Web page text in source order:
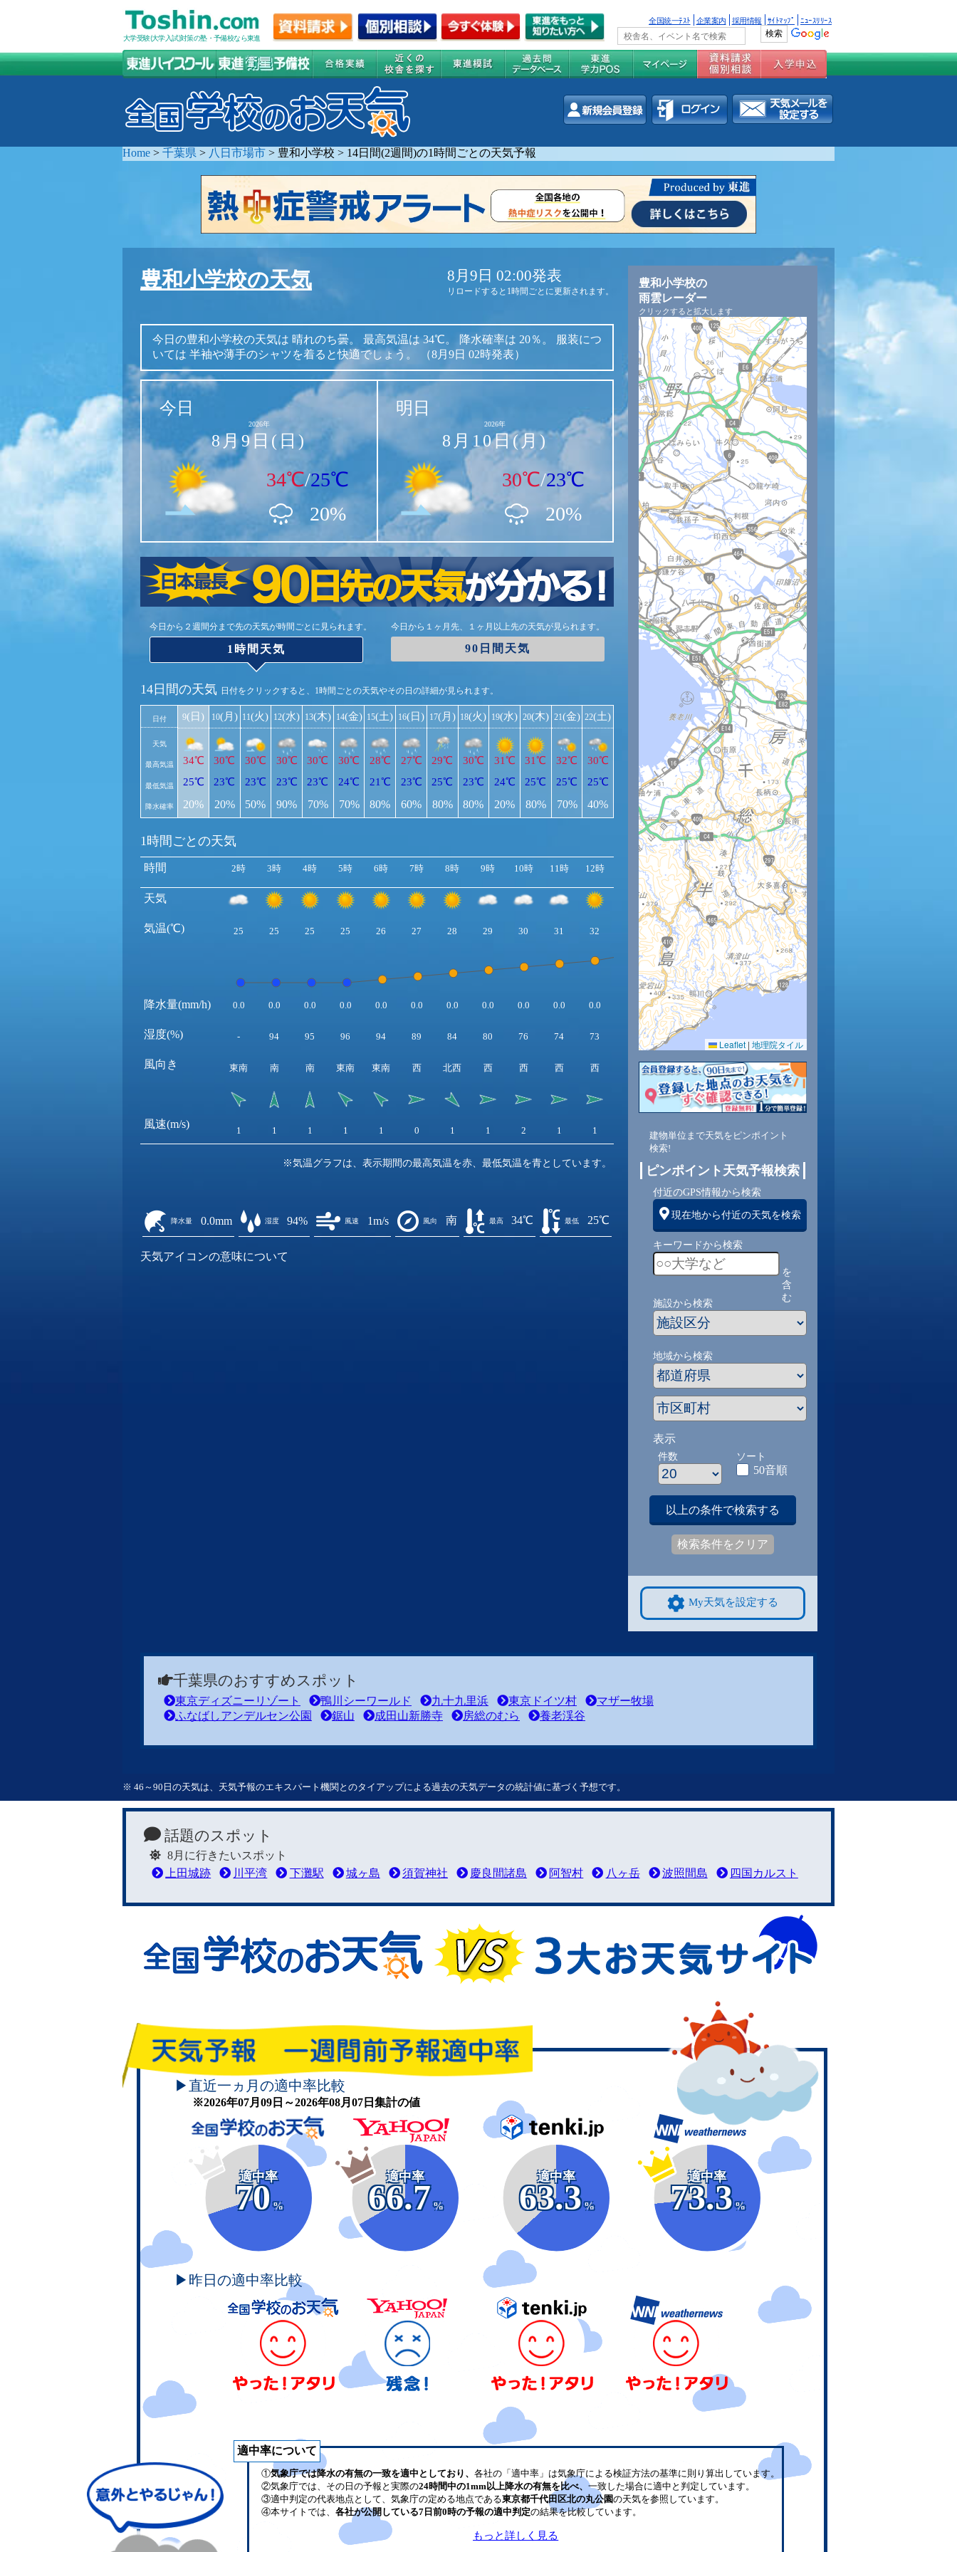
大学受験(大学入試)対策の塾・予備校なら東進
全国統一ﾃｽﾄ 企業案内 採用情報 ｻｲﾄﾏｯﾌﾟ ﾆｭｰｽﾘﾘｰｽ
Home > 千葉県 > 八日市場市 > 豊和小学校 > 14日間(2週間)の1時間ごとの天気予報
豊和小学校の天気 8月9日 02:00発表
リロードすると1時間ごとに更新されます。
今日の豊和小学校の天気は 晴れのち曇。 最高気温は 34℃。 降水確率は 20％。
服装につ
いては 半袖や薄手のシャツを着ると快適でしょう。 （8月9日 02時発表）
今日
2026年
8月9日(日)
34℃/25℃
20%
明日
2026年
8月10日(月)
30℃/23℃
20%
今日から２週間分まで先の天気が時間ごとに見られます。
1時間天気
今日から１ヶ月先、１ヶ月以上先の天気が見られます。
90日間天気
14日間の天気 日付をクリックすると、1時間ごとの天気やその日の詳細が見られます。
日付
天気
最高気温
最低気温
降水確率
9(日)
34℃
25℃
20%
10(月)
30℃
23℃
20%
11(火)
30℃
23℃
50%
12(水)
30℃
23℃
90%
13(木)
30℃
23℃
70%
14(金)
30℃
24℃
70%
15(土)
28℃
21℃
80%
16(日)
27℃
23℃
60%
17(月)
29℃
25℃
80%
18(火)
30℃
23℃
80%
19(水)
31℃
24℃
20%
20(木)
31℃
25℃
80%
21(金)
32℃
25℃
70%
22(土)
30℃
25℃
40%
1時間ごとの天気
時間
天気
気温(℃)
降水量(mm/h)
湿度(%)
風向き
風速(m/s)
2時 3時 4時 5時 6時 7時 8時 9時 10時 11時 12時 13時 14時 15時 16時 17時 18時
25 25 25 25 26 27 28 29 30 31 32 34 33 32 32 30
0.0 0.0 0.0 0.0 0.0 0.0 0.0 0.0 0.0 0.0 0.0 0.0 0.0
- 94 95 96 94 89 84 80 76 74 73 71
東南 南 南 東南 東南 西 北西 西 西 西 西 東南 東 東 東
1 1 1 1 1 0 1 1 2 1 1 1 2 2 2
※気温グラフは、表示期間の最高気温を赤、最低気温を青としています。
降水量 0.0mm 湿度 94% 風速 1m/s 風向 南 最高 34℃ 最低 25℃
天気アイコンの意味について
豊和小学校の
雨雲レーダー
クリックすると拡大します
Leaflet | 地理院タイル
建物単位まで天気をピンポイント
検索!
ピンポイント天気予報検索
付近のGPS情報から検索
現在地から付近の天気を検索
キーワードから検索
を
含
む
施設から検索
地域から検索
表示
件数 ソート
50音順
以上の条件で検索する
検索条件をクリア
My天気を設定する
千葉県のおすすめスポット
東京ディズニーリゾート 鴨川シーワールド 九十九里浜 東京ドイツ村
マザー牧場
ふなばしアンデルセン公園
鋸山 成田山新勝寺 房総のむら 養老渓谷
※ 46～90日の天気は、天気予報のエキスパート機関とのタイアップによる過去の天気データの統計値に基づく予想です。
話題のスポット
8月に行きたいスポット
上田城跡
川平湾 下灘駅 城ヶ島 須賀神社 慶良間諸島 阿智村 八ヶ岳 波照間島 四国カルスト
▶直近一ヵ月の適中率比較
※2026年07月09日～2026年08月07日集計の値
適中率
70
%
適中率
66.7
%
適中率
63.3
%
適中率
73.3
%
▶昨日の適中率比較
適中率について
①気象庁では降水の有無の一致を適中としており、 各社の「適中率」は気象庁による検証方法の基準に則り算出しています。
②気象庁では、その日の予報と実際の24時間中の1mm以上降水の有無を比べ、 一致した場合に適中と判定しています。
③適中判定の代表地点として、気象庁の定める地点である東京都千代田区北の丸公園の天気を参照しています。
④本サイトでは、 各社が公開している7日前0時の予報の適中判定の結果を比較しています。
もっと詳しく見る